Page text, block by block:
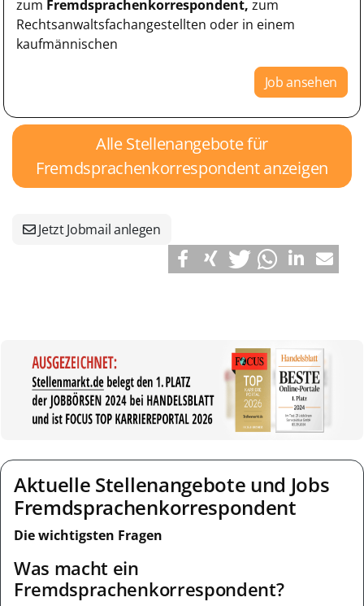
zum Fremdsprachenkorrespondent, zum
Rechtsanwaltsfachangestellten oder in einem
kaufmännischen
Job ansehen
Alle Stellenangebote für
Fremdsprachenkorrespondent anzeigen
Jetzt Jobmail anlegen
Aktuelle Stellenangebote und Jobs
Fremdsprachenkorrespondent
Die wichtigsten Fragen
Was macht ein
Fremdsprachenkorrespondent?